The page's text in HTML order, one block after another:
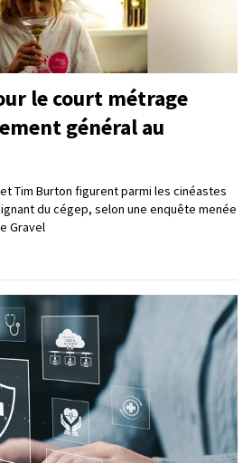
le court métrage
général au
Tim Burton figurent parmi les cinéastes
du cégep, selon une enquête menée
Gravel